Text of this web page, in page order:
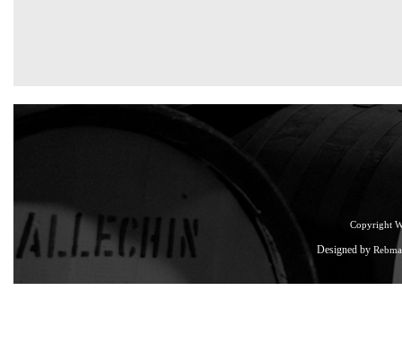
Copyright
Designed by Rebma